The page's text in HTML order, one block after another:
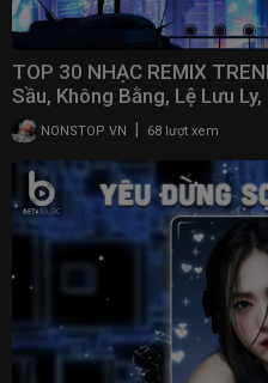
TOP 30 NHẠC REMIX
Sầu, Không Bằng, Lệ Lưu
NONSTOP VN 68 lượt xem